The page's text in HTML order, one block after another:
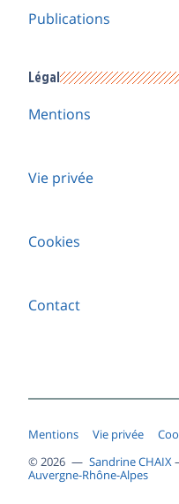
Publications
Légal
Mentions
Vie privée
Cookies
Contact
© 2026 — Sandrine CHAIX
Auvergne-Rhône-Alpes
Mentions Vie privée